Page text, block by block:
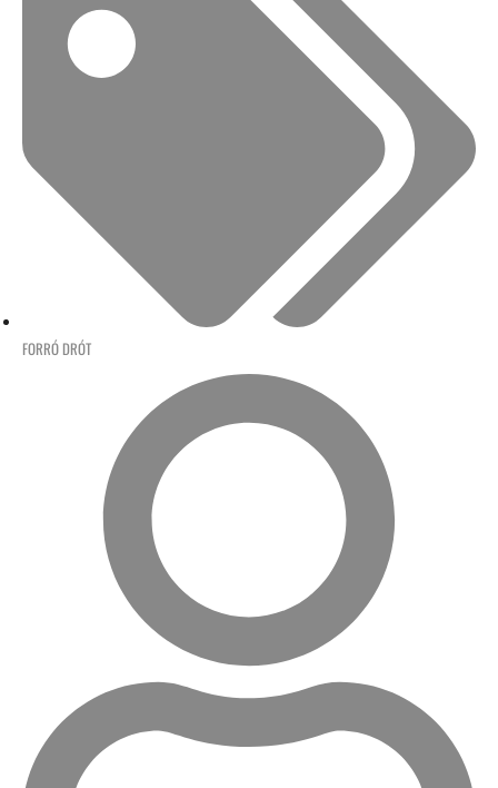
FORRÓ DRÓT